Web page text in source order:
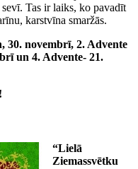
Tas ir laiks, ko pavadīt
karstvīna smaržās.
30. novembrī, 2. Advente
un 4. Advente- 21.
“Lielā
Ziemassvētku